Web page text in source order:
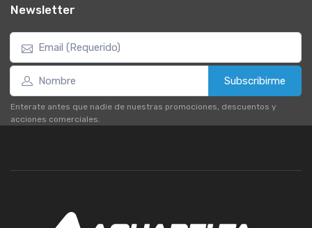
Newsletter
Subscribirme
Enterate antes que nadie de nuestras promociones, descuentos y
acciones comerciales.